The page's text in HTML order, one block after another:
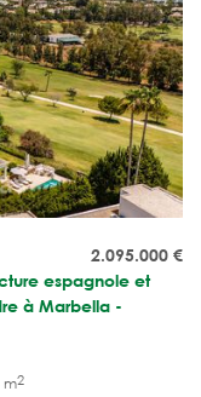
2.095.000 €
espagnole et
à Marbella -
m2